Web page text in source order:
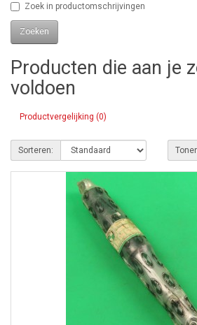
Zoek in productomschrijvingen
Producten die aan je
voldoen
Productvergelijking (0)
Sorteren: